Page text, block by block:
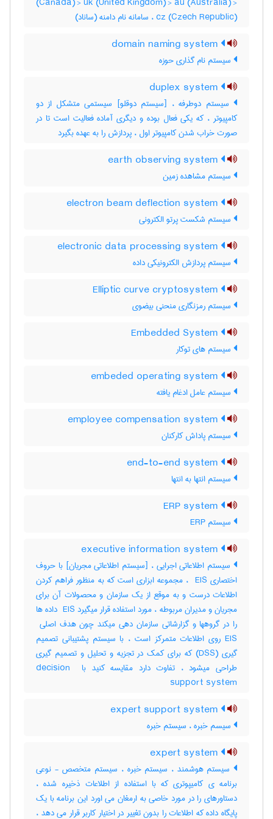
cz (Czech Republic) ، سامانه نام دامنه (ساناد)
سیستم نام گذاری حوزه
سیستم دوطرفه ، [سیستم دوقلو] سیستمی متشکل از دو
کامپیوتر ، که یکی فعال بوده و دیگری آماده فعالیت است تا در
صورت خراب شدن کامپیوتر اول ، پردازش را به عهده بگیرد
سیستم مشاهده زمین
سیستم شکست پرتو الکترونی
سیستم پردازش الکترونیکی داده
سیستم رمزنگاری منحنی بیضوی
سیستم های توکار
سیستم عامل ادغام یافته
سیستم پاداش کارکنان
سیستم انتها به انتها
سیستم ERP
سیستم اطلاعاتی اجرایی ، [سیستم اطلاعاتی مجریان] با حروف
اختصاری ‎ EIS ، مجموعه ابزاری است که به منظور فراهم کردن
اطلاعات درست و به موقع از یک سازمان و محصولات آن برای
مجریان و مدیران مربوطه ، مورد استفاده قرار میگیرد ‎ EIS داده ها
EIS روی اطلاعات متمرکز است ، با سیستم پشتیبانی تصمیم
گیری (‎DSS) که برای کمک در تجزیه و تحلیل و تصمیم گیری
طراحی میشود ، تفاوت دارد مقایسه کنید با ‎decision ‎
support system
سیسم خبره ، سیستم خبره
سیستم هوشمند ، سیستم خبره ، سیستم متخصص - نوعی
برنامه ی کامیپوتری که با استفاده از اطلاعات ذخیره شده ،
دستاورهای را در مورد خاصی به ارمغان می اورد این برنامه با یک
پایگاه داده که اطلاعات را بدون تغییر در اختیار کاربر قرار می دهد ،